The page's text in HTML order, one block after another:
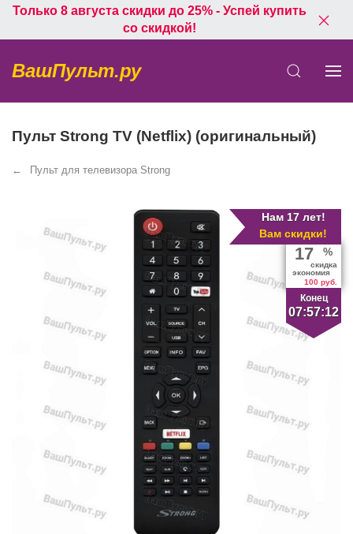
Только 8 августа скидки до 25% - Успей купить
со скидкой!
ВашПульт.ру
Пульт Strong TV (Netflix) (оригинальный)
Пульт для телевизора Strong
Нам 17 лет!
Вам скидки!
Конец
07:57:12
17 %
скидка
экономия
100 руб.